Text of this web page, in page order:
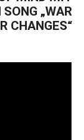
SONG „WAR
CHANGES“